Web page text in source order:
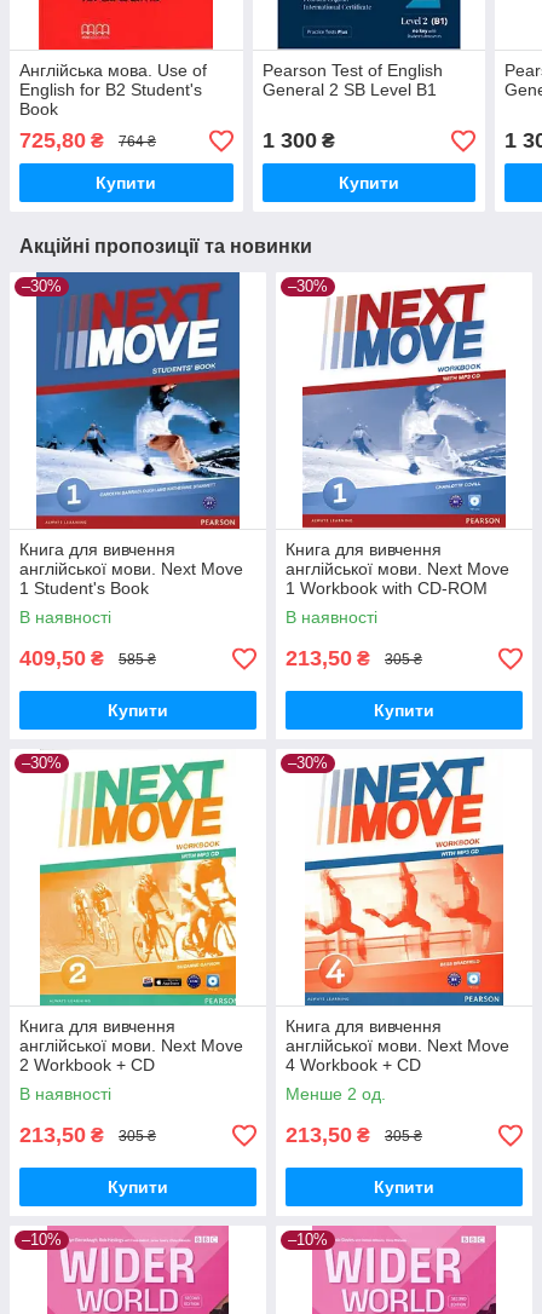
Англійська мова. Use of
English for B2 Student's
Book
725,80 ₴ 764 ₴
Купити
Pearson Test of English
General 2 SB Level B1
1 300₴
Купити
1
Акційні пропозиції та новинки
–30%
Книга для вивчення
англійської мови. Next Move
1 Student's Book
В наявності
409,50 ₴ 585 ₴
Купити
–30%
Книга для вивчення
англійської мови. Next Move
1 Workbook with CD-ROM
В наявності
213,50 ₴ 305 ₴
Купити
–30%
Книга для вивчення
англійської мови. Next Move
2 Workbook + CD
В наявності
213,50 ₴ 305 ₴
Купити
–30%
Книга для вивчення
англійської мови. Next Move
4 Workbook + CD
Менше 2 од.
213,50 ₴ 305 ₴
Купити
–10% –10%